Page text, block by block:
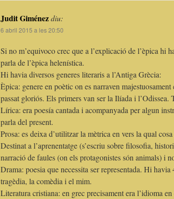
Judit Giménezdiu:
6 abril 2015 a les 20:50
Si no m’equivoco crec que a l’explicació de l’èpica hi
parla de l’èpica helenística.
Hi havia diversos generes literaris a l’Antiga Grècia:
Èpica: genere en poètic on es narraven
passat gloriós. Els primers van ser la Ilíada i l’Odissea.
Lírica: era poesía cantada i acompanyada per algun
parla del present.
Prosa: es deixa d’utilitzar la mètrica en vers la qual
Destinat a l’aprenentatge (s’escriu sobre filosofia,
narració de faules (on els protagonistes són animals) i
Drama: poesia que necessita ser representada. Hi
tragèdia, la comèdia i el mim.
Literatura cristiana: en grec precisament era l’idioma